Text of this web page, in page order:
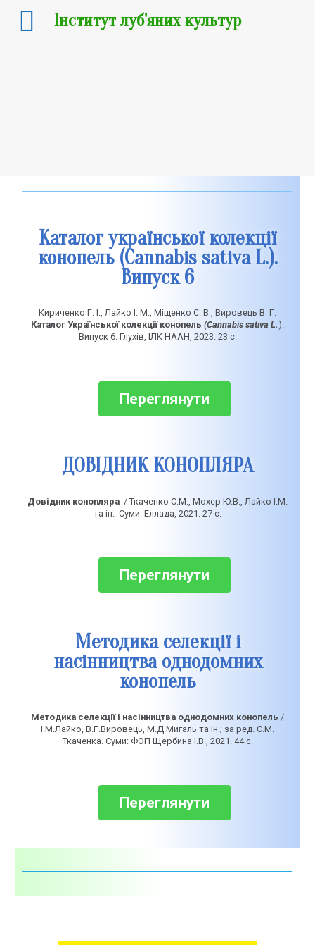
Каталог української колекції
конопель (Cannabis sativа L.).
Випуск 6
​Кириченко Г. І., Лайко І. М., Міщенко С. В., Вировець В. Г.
Каталог Української колекції конопель (Cannabis sativа L.).
Випуск 6. Глухів, ІЛК НААН, 2023. 23 с.​
Переглянути
ДОВІДНИК КОНОПЛЯРА
Довідник конопляра / Ткаченко С.М., Мохер Ю.В., Лайко І.М.
та ін. Суми: Еллада, 2021. 27 с.
Переглянути
Методика селекції і
насінництва однодомних
конопель
Методика селекції і насінництва однодомних конопель /
І.М.Лайко, В.Г.Вировець, М.Д.Мигаль та ін.; за ред. С.М.
Ткаченка. Суми: ФОП Щербина І.В., 2021. 44 с.
Переглянути
Інститут луб'яних культур